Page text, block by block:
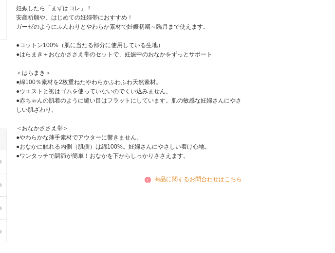
妊娠したら「まずはコレ」！
安産祈願や、はじめての妊婦帯におすすめ！
ガーゼのようにふんわりとやわらか素材で妊娠初期～臨月まで使えます。
●コットン100%（肌に当たる部分に使用している生地）
●はらまき＋おなかささえ帯のセットで、妊娠中のおなかをずっとサポート
＜はらまき＞
●綿100％素材を2枚重ねたやわらかふわふわ天然素材。
●ウエストと裾はゴムを使っていないのでくい込みません。
●赤ちゃんの肌着のように縫い目はフラットにしています。肌の敏感な妊婦さんにやさ
しい肌ざわり。
＜おなかささえ帯＞
●やわらかな薄手素材でアウターに響きません。
●おなかに触れる内側（肌側）は綿100%。妊婦さんにやさしい着け心地。
●ワンタッチで調節が簡単！おなかを下からしっかりささえます。
商品に関するお問合わせはこちら